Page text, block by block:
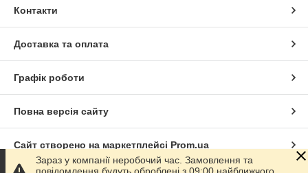
Контакти
Доставка та оплата
Графік роботи
Повна версія сайту
Сайт створено на маркетплейсі Prom.ua
Зараз у компанії неробочий час. Замовлення та